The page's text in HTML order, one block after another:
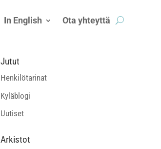
In English Ota yhteyttä
Jutut
Henkilötarinat
Kyläblogi
Uutiset
Arkistot